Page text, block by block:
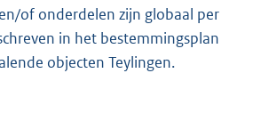
of onderdelen zijn globaal per
in het bestemmingsplan
objecten Teylingen.